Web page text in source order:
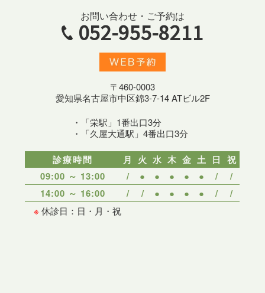
お問い合わせ・ご予約は
052-955-8211
〒460-0003
愛知県名古屋市中区錦3-7-14 ATビル2F
・「栄駅」1番出口3分
・「久屋大通駅」4番出口3分
診療時間 月 火 水 木 金 土 日 祝
09:00 ～ 13:00
/ ● ● ● ● ● /
/
14:00 ～ 16:00
/ / ● ● ● ● / /
※ 休診日：日・月・祝